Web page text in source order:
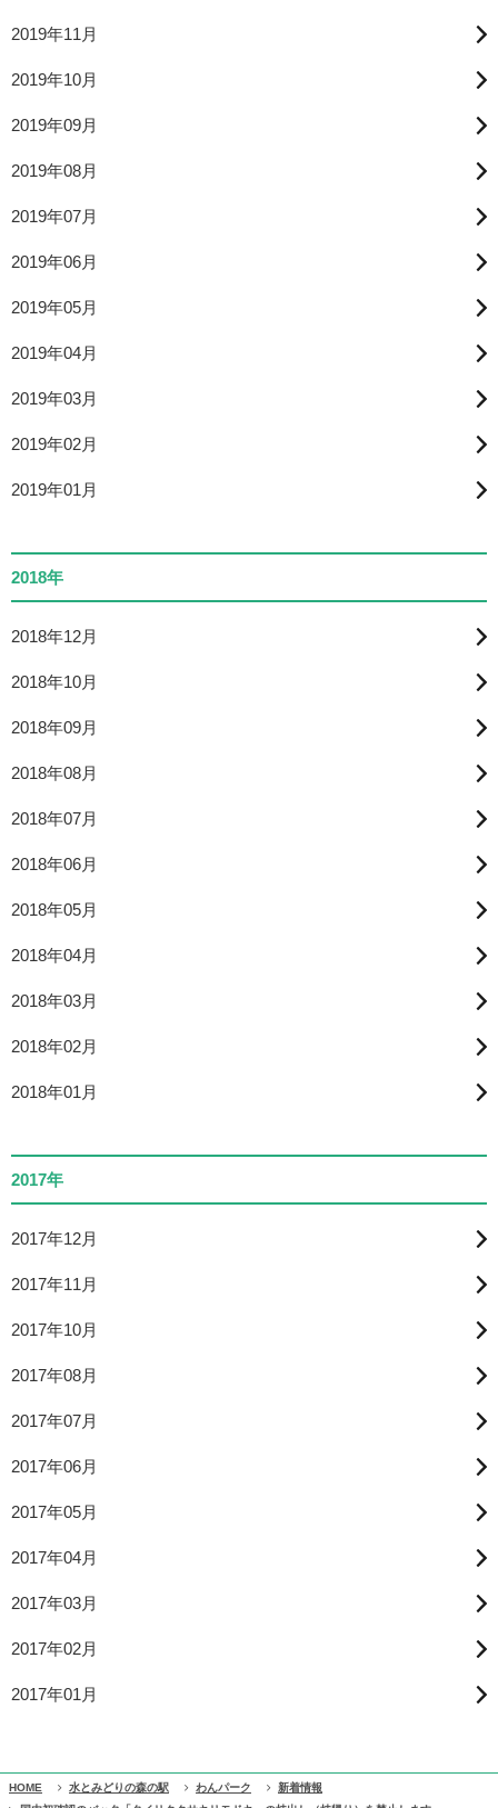
2019年11月
2019年10月
2019年09月
2019年08月
2019年07月
2019年06月
2019年05月
2019年04月
2019年03月
2019年02月
2019年01月
2018年
2018年12月
2018年10月
2018年09月
2018年08月
2018年07月
2018年06月
2018年05月
2018年04月
2018年03月
2018年02月
2018年01月
2017年
2017年12月
2017年11月
2017年10月
2017年08月
2017年07月
2017年06月
2017年05月
2017年04月
2017年03月
2017年02月
2017年01月
HOME 水とみどりの森の駅 わんパーク
新着情報